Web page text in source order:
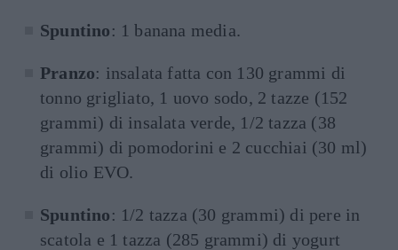
Spuntino: 1 banana media.
Pranzo: insalata fatta con 130 grammi di
tonno grigliato, 1 uovo sodo, 2 tazze (152
grammi) di insalata verde, 1/2 tazza (38
grammi) di pomodorini e 2 cucchiai (30 ml)
di olio EVO.
Spuntino: 1/2 tazza (30 grammi) di pere in
scatola e 1 tazza (285 grammi) di yogurt